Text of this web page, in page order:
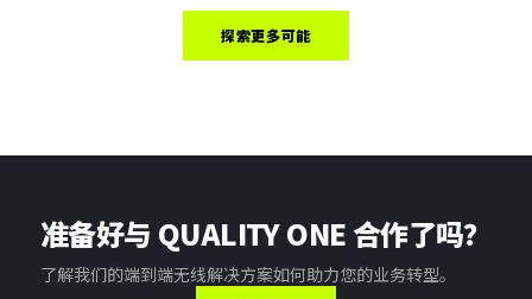
探索更多可能
准备好与 QUALITY ONE 合作了吗？
了解我们的端到端无线解决方案如何助力您的业务转型。